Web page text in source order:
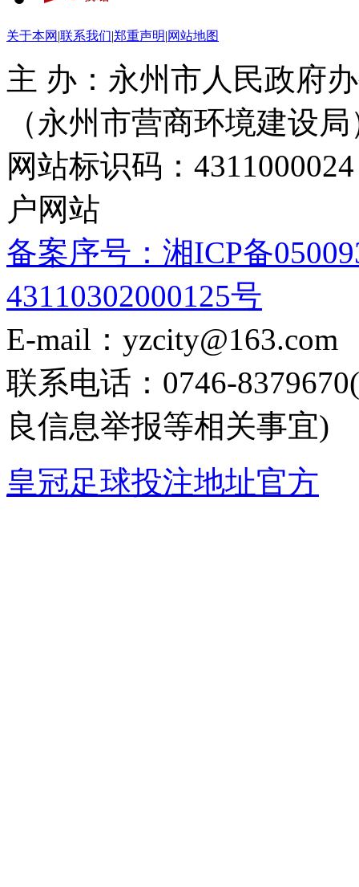
关于本网 |联系我们|郑重声明|网站地图
主 办：永州市人民政府
（永州市营商环境建设局
网站标识码：
户网站
备案序号：湘ICP备
43110302000125号
E-mail：yzcity@163.com
联系电话：0746-
良信息举报等相关事宜)
皇冠足球投注地址官方